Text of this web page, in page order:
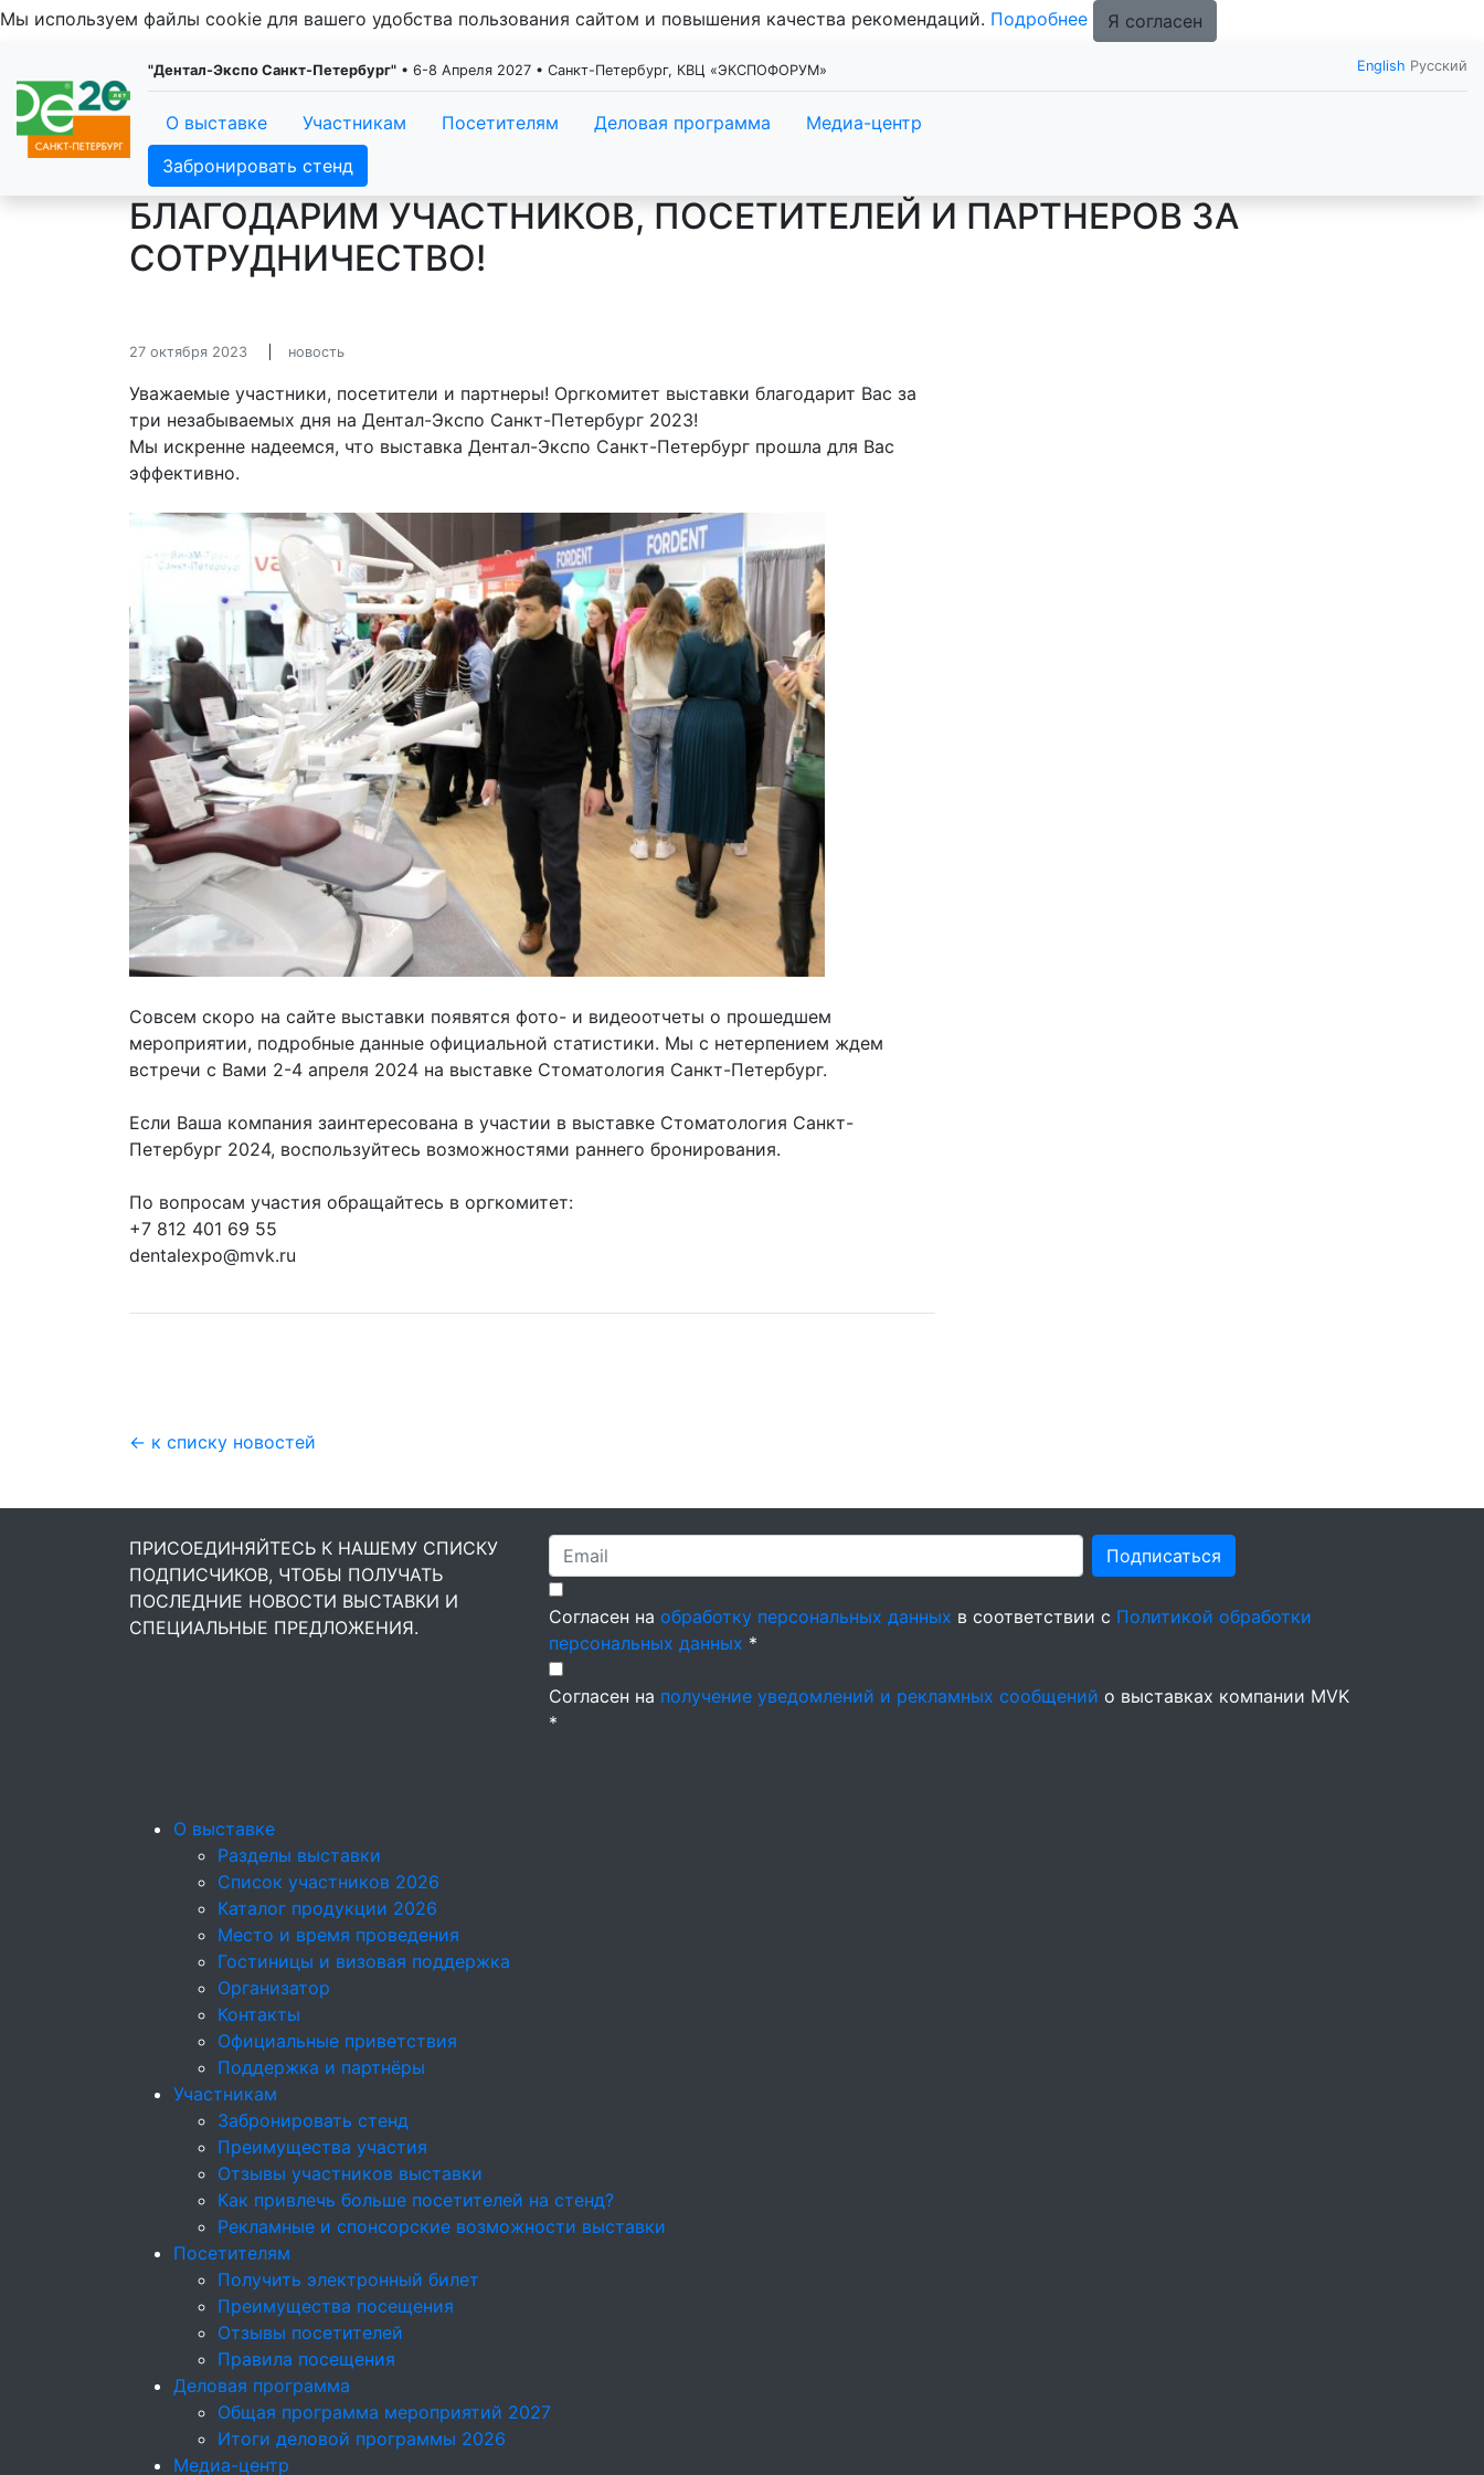
Мы используем файлы cookie для вашего удобства пользования сайтом и повышения качества рекомендаций. Подробнее Я согласен
"Дентал-Экспо Санкт-Петербург" • 6-8 Апреля 2027 • Санкт-Петербург, КВЦ «ЭКСПОФОРУМ» English Русский
О выставке Участникам Посетителям Деловая программа
Медиа-центр
Забронировать стенд
БЛАГОДАРИМ УЧАСТНИКОВ, ПОСЕТИТЕЛЕЙ И ПАРТНЕРОВ ЗА
СОТРУДНИЧЕСТВО!
27 октября 2023 новость
Уважаемые участники, посетители и партнеры! Оргкомитет выставки благодарит Вас за
три незабываемых дня на Дентал-Экспо Санкт-Петербург 2023!
Мы искренне надеемся, что выставка Дентал-Экспо Санкт-Петербург прошла для Вас
эффективно.
Совсем скоро на сайте выставки появятся фото- и видеоотчеты о прошедшем
мероприятии, подробные данные официальной статистики. Мы с нетерпением ждем
встречи с Вами 2-4 апреля 2024 на выставке Стоматология Санкт-Петербург.
Если Ваша компания заинтересована в участии в выставке Стоматология Санкт-
Петербург 2024, воспользуйтесь возможностями раннего бронирования.
По вопросам участия обращайтесь в оргкомитет:
+7 812 401 69 55
dentalexpo@mvk.ru
← к списку новостей
ПРИСОЕДИНЯЙТЕСЬ К НАШЕМУ СПИСКУ
ПОДПИСЧИКОВ, ЧТОБЫ ПОЛУЧАТЬ
ПОСЛЕДНИЕ НОВОСТИ ВЫСТАВКИ И
СПЕЦИАЛЬНЫЕ ПРЕДЛОЖЕНИЯ.
Подписаться
Согласен на обработку персональных данных в соответствии с Политикой обработки
персональных данных *
Согласен на получение уведомлений и рекламных сообщений о выставках компании MVK
*
О выставке
Разделы выставки
Список участников 2026
Каталог продукции 2026
Место и время проведения
Гостиницы и визовая поддержка
Организатор
Контакты
Официальные приветствия
Поддержка и партнёры
Участникам
Забронировать стенд
Преимущества участия
Отзывы участников выставки
Как привлечь больше посетителей на стенд?
Рекламные и спонсорские возможности выставки
Посетителям
Получить электронный билет
Преимущества посещения
Отзывы посетителей
Правила посещения
Деловая программа
Общая программа мероприятий 2027
Итоги деловой программы 2026
Медиа-центр